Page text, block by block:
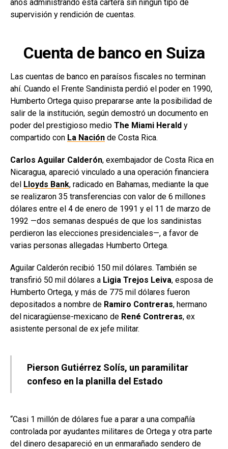
años administrando esta cartera sin ningún tipo de
supervisión y rendición de cuentas.
Cuenta de banco en Suiza
Las cuentas de banco en paraísos fiscales no terminan
ahí. Cuando el Frente Sandinista perdió el poder en 1990,
Humberto Ortega quiso prepararse ante la posibilidad de
salir de la institución, según demostró un documento en
poder del prestigioso medio The Miami Herald y
compartido con La Nación de Costa Rica.
Carlos Aguilar Calderón, exembajador de Costa Rica en
Nicaragua, apareció vinculado a una operación financiera
del Lloyds Bank, radicado en Bahamas, mediante la que
se realizaron 35 transferencias con valor de 6 millones
dólares entre el 4 de enero de 1991 y el 11 de marzo de
1992 —dos semanas después de que los sandinistas
perdieron las elecciones presidenciales—, a favor de
varias personas allegadas Humberto Ortega.
Aguilar Calderón recibió 150 mil dólares. También se
transfirió 50 mil dólares a Ligia Trejos Leiva, esposa de
Humberto Ortega, y más de 775 mil dólares fueron
depositados a nombre de Ramiro Contreras, hermano
del nicaragüense-mexicano de René Contreras, ex
asistente personal de ex jefe militar.
Pierson Gutiérrez Solís, un paramilitar
confeso en la planilla del Estado
“Casi 1 millón de dólares fue a parar a una compañía
controlada por ayudantes militares de Ortega y otra parte
del dinero desapareció en un enmarañado sendero de